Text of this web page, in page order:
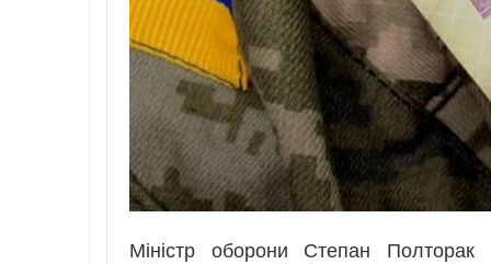
Міністр оборони Степан Полторак